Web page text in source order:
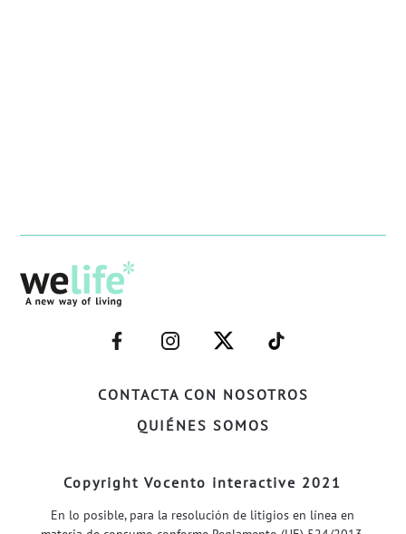
CONTACTA CON NOSOTROS
QUIÉNES SOMOS
–
FACEBOOK–
–
INSTAGRAM–
–
TWITTER–
–
WELIFE–
Copyright Vocento interactive 2021
En lo posible, para la resolución de litigios en línea en